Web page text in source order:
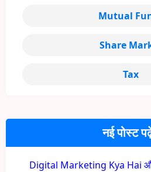
नई पोस्ट
Digital Marketing Kya Hai
Mutual
Share
Tax